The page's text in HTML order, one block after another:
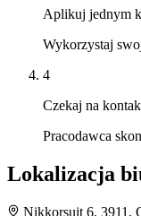
Aplikuj jednym
Wykorzystaj
4
Czekaj na
Pracodawca
Lokalizacja
Nikkorsuit 6, 3911,